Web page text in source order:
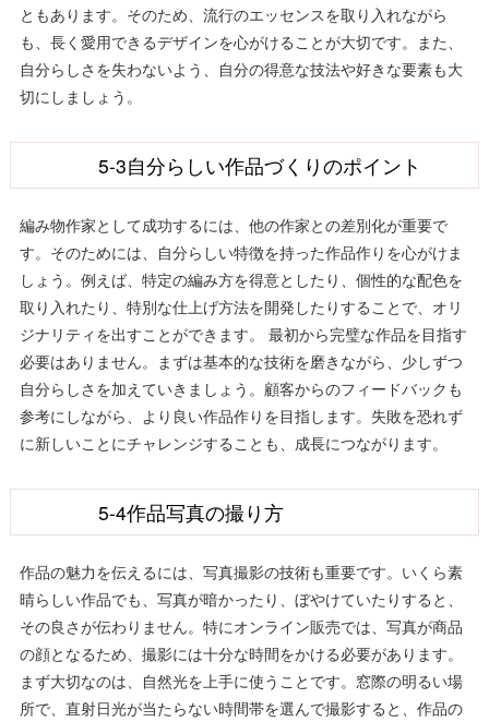
ともあります。そのため、流行のエッセンスを取り入れながら
も、長く愛用できるデザインを心がけることが大切です。また、
自分らしさを失わないよう、自分の得意な技法や好きな要素も大
切にしましょう。
5-3自分らしい作品づくりのポイント
編み物作家として成功するには、他の作家との差別化が重要で
す。そのためには、自分らしい特徴を持った作品作りを心がけま
しょう。例えば、特定の編み方を得意としたり、個性的な配色を
取り入れたり、特別な仕上げ方法を開発したりすることで、オリ
ジナリティを出すことができます。 最初から完璧な作品を目指す
必要はありません。まずは基本的な技術を磨きながら、少しずつ
自分らしさを加えていきましょう。顧客からのフィードバックも
参考にしながら、より良い作品作りを目指します。失敗を恐れず
に新しいことにチャレンジすることも、成長につながります。
5-4作品写真の撮り方
作品の魅力を伝えるには、写真撮影の技術も重要です。いくら素
晴らしい作品でも、写真が暗かったり、ぼやけていたりすると、
その良さが伝わりません。特にオンライン販売では、写真が商品
の顔となるため、撮影には十分な時間をかける必要があります。
まず大切なのは、自然光を上手に使うことです。窓際の明るい場
所で、直射日光が当たらない時間帯を選んで撮影すると、作品の